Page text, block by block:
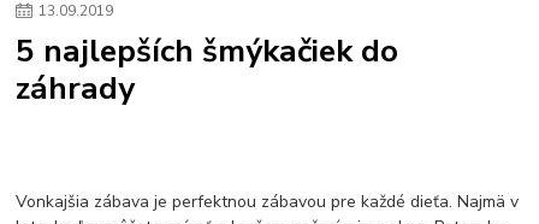
Plyšový macovia
Lego Star Wars
Darčeky na Vianoce 2019
Vianočný darček pre dievča do 20€
Skladačky pre deti
L.O.L. Surprise zvieratká
L.O.L. Surprise hračky
13.09.2019
5 najlepších šmýkačiek do
záhrady
Vonkajšia zábava je perfektnou zábavou pre každé dieťa. Najmä v